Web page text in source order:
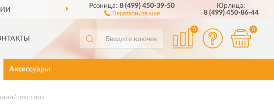
ДОСТАВИМ ПО ВСЕЙ РОССИИ
Розница:8 (499) 450-39-50
Перезвоните мне
Юрлица:
8 (499) 450-86-44
0 0
Аксессуары
текстиль